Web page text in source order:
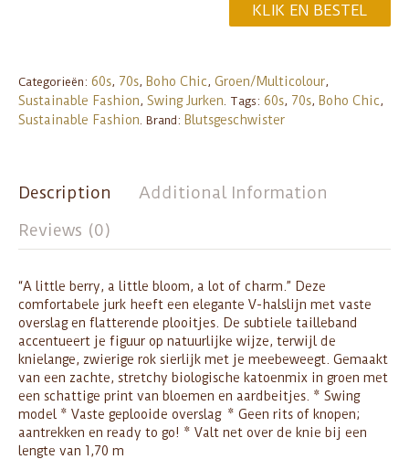
KLIK EN BESTEL
Categorieën: 60s, 70s, Boho Chic, Groen/Multicolour,
Sustainable Fashion, Swing Jurken. Tags: 60s, 70s, Boho Chic,
Sustainable Fashion. Brand: Blutsgeschwister
Description
Additional Information
Reviews (0)
“A little berry, a little bloom, a lot of charm.” Deze
comfortabele jurk heeft een elegante V-halslijn met vaste
overslag en flatterende plooitjes. De subtiele tailleband
accentueert je figuur op natuurlijke wijze, terwijl de
knielange, zwierige rok sierlijk met je meebeweegt. Gemaakt
van een zachte, stretchy biologische katoenmix in groen met
een schattige print van bloemen en aardbeitjes. * Swing
model * Vaste geplooide overslag * Geen rits of knopen;
aantrekken en ready to go! * Valt net over de knie bij een
lengte van 1,70 m